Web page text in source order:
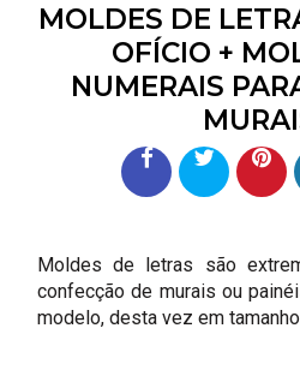
MOLDES DE
OFÍCIO +
NUMERAIS
Moldes de letras são
confecção de murais ou
modelo, desta vez em